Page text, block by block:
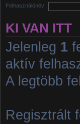
Felhasználónév:
KI VAN ITT
Jelenleg 1
aktív
A legtöbb
Regisztrált